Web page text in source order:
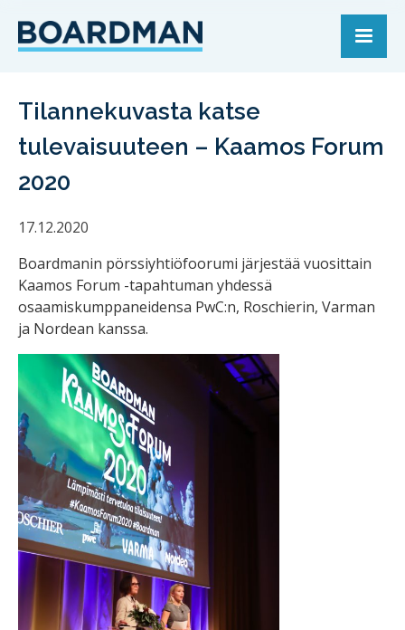
Tilannekuvasta katse
tulevaisuuteen – Kaamos Forum
2020
17.12.2020
Boardmanin pörssiyhtiöfoorumi järjestää vuosittain
Kaamos Forum -tapahtuman yhdessä
osaamiskumppaneidensa PwC:n, Roschierin, Varman
ja Nordean kanssa.